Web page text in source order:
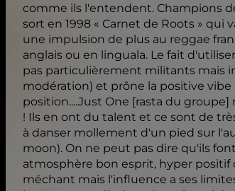
comme ils l'entendent. Champions
sort en 1998 « Carnet de Roots »
une impulsion de plus au reggae
anglais ou en linguala. Le fait
pas particulièrement militants mais
modération) et prône la positive
position....Just One [rasta du
! Ils en ont du talent et ce sont de
à danser mollement d'un pied sur
moon). On ne peut pas dire qu'ils
atmosphère bon esprit, hyper positif
méchant mais l'influence a ses